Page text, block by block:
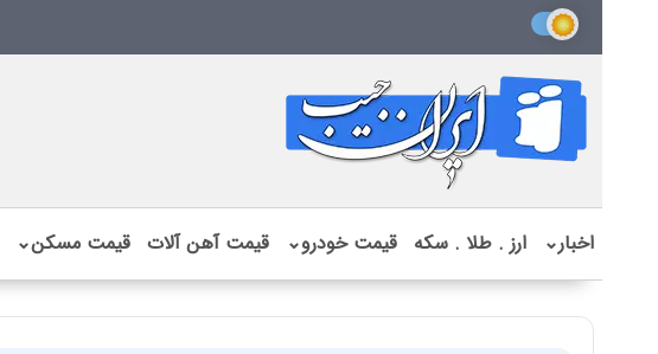
اخبار⌄ ارز . طلا . سکه قیمت خودرو⌄ قیمت آهن آلات قیمت مسکن⌄